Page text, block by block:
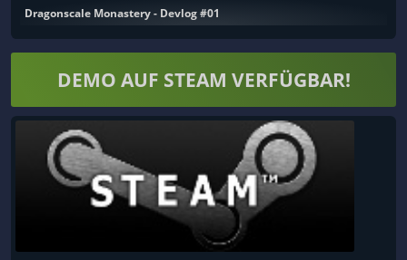
Dragonscale Monastery - Devlog #01
DEMO AUF STEAM VERFÜGBAR!